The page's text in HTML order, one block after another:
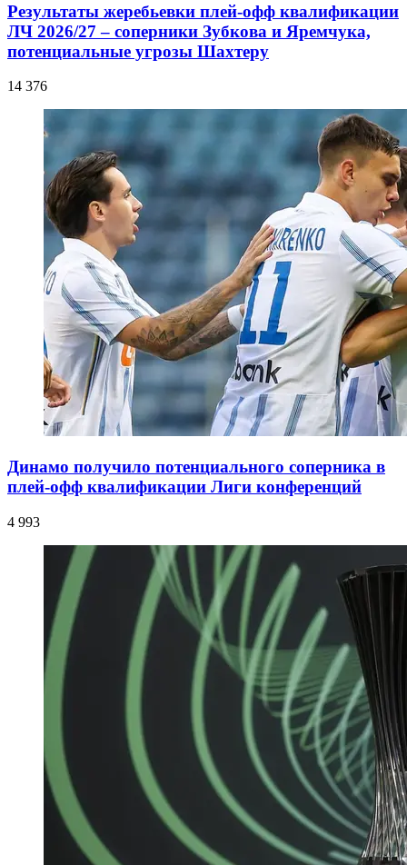
Результаты жеребьевки плей-офф квалификации
ЛЧ 2026/27 – соперники Зубкова и Яремчука,
потенциальные угрозы Шахтеру
14 376
Динамо получило потенциального соперника в
плей-офф квалификации Лиги конференций
4 993